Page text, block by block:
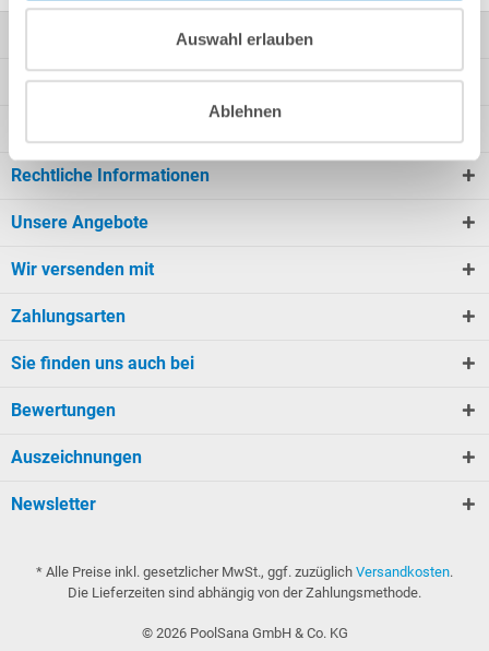
Auswahl erlauben
Ablehnen
Mein Konto
Rechtliche Informationen
Unsere Angebote
Wir versenden mit
Zahlungsarten
Sie finden uns auch bei
Bewertungen
Auszeichnungen
Newsletter
* Alle Preise inkl. gesetzlicher MwSt., ggf. zuzüglich Versandkosten.
Die Lieferzeiten sind abhängig von der Zahlungsmethode.
© 2026PoolSana GmbH & Co. KG